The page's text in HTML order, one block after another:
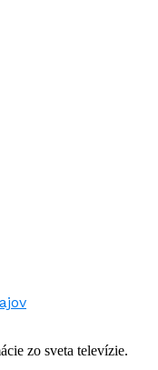
zo sveta televízie.